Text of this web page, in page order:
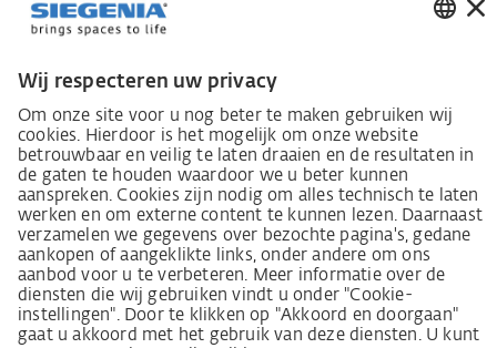
Wet inzake zorgvuldigheid in de toeleveringsketen
Leverancierscode
Wet inzake zorgvuldigheid in de toeleveringsketen
(LkSG) brochure
Beginselverklaring voor de mensenrechtstrategie
Beroepsinstantie